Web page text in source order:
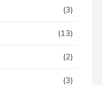
(3)
(13)
(2)
(3)